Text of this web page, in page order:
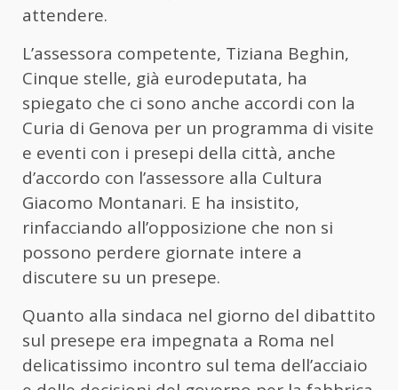
attendere.
L’assessora competente, Tiziana Beghin,
Cinque stelle, già eurodeputata, ha
spiegato che ci sono anche accordi con la
Curia di Genova per un programma di visite
e eventi con i presepi della città, anche
d’accordo con l’assessore alla Cultura
Giacomo Montanari. E ha insistito,
rinfacciando all’opposizione che non si
possono perdere giornate intere a
discutere su un presepe.
Quanto alla sindaca nel giorno del dibattito
sul presepe era impegnata a Roma nel
delicatissimo incontro sul tema dell’acciaio